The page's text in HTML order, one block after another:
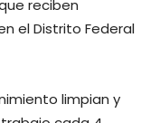
reciben
el Distrito Federal
limpian y